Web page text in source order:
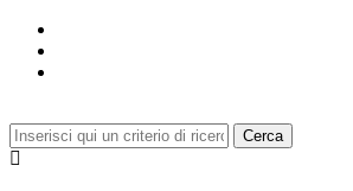
Cerca